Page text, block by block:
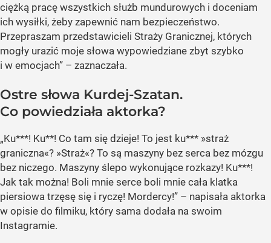
ciężką pracę wszystkich służb mundurowych i doceniam
ich wysiłki, żeby zapewnić nam bezpieczeństwo.
Przepraszam przedstawicieli Straży Granicznej, których
mogły urazić moje słowa wypowiedziane zbyt szybko
i w emocjach” – zaznaczała.
Ostre słowa Kurdej-Szatan.
Co powiedziała aktorka?
„Ku***! Ku**! Co tam się dzieje! To jest ku*** »straż
graniczna«? »Straż«? To są maszyny bez serca bez mózgu
bez niczego. Maszyny ślepo wykonujące rozkazy! Ku***!
Jak tak można! Boli mnie serce boli mnie cała klatka
piersiowa trzęsę się i ryczę! Mordercy!” – napisała aktorka
w opisie do filmiku, który sama dodała na swoim
Instagramie.